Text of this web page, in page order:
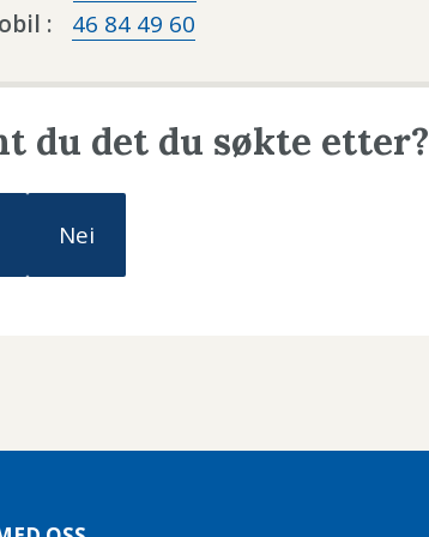
46 84 49 60
du det du søkte etter?
Nei